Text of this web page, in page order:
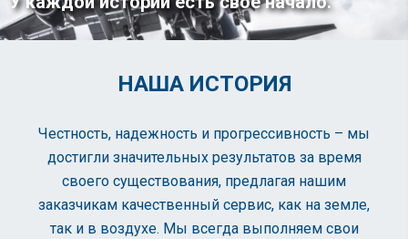
НАША ИСТОРИЯ
Честность, надежность и прогрессивность – мы
достигли значительных результатов за время
своего существования, предлагая нашим
заказчикам качественный сервис, как на земле,
так и в воздухе. Мы всегда выполняем свои